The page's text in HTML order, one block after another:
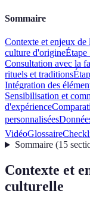
Sommaire
Contexte et enjeux
culture d'origineÉtape
Consultation avec la
rituels et traditions
Intégration des
Sensibilisation et
d'expérience
personnalisées
VidéoGlossaire
Sommaire(15
Contexte et
culturelle